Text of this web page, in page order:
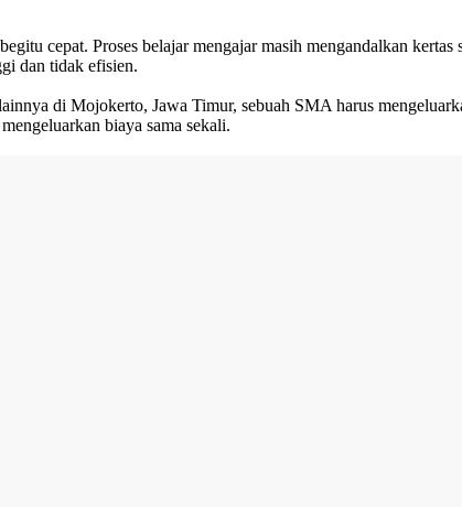
cepat. Proses belajar mengajar masih mengandalkan kertas
dan tidak efisien.
di Mojokerto, Jawa Timur, sebuah SMA harus
biaya sama sekali.